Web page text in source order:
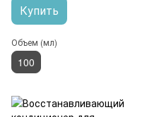
Купить
Объем (мл)
100